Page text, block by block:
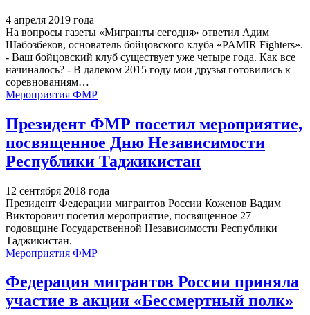
4 апреля 2019 года
На вопросы газеты «Мигранты сегодня» ответил Адим
Шабозбеков, основатель бойцовского клуба «PAMIR Fighters».
- Ваш бойцовский клуб существует уже четыре года. Как все
начиналось? - В далеком 2015 году мои друзья готовились к
соревнованиям…
Мероприятия ФМР
Президент ФМР посетил мероприятие,
посвященное Дню Независимости
Республики Таджикистан
12 сентября 2018 года
Президент Федерации мигрантов России Коженов Вадим
Викторович посетил мероприятие, посвященное 27
годовщине Государственной Независимости Республики
Таджикистан.
Мероприятия ФМР
Федерация мигрантов России приняла
участие в акции «Бессмертный полк»